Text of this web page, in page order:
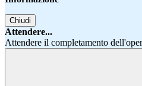
Chiudi
Attendere...
Attendere il completamento